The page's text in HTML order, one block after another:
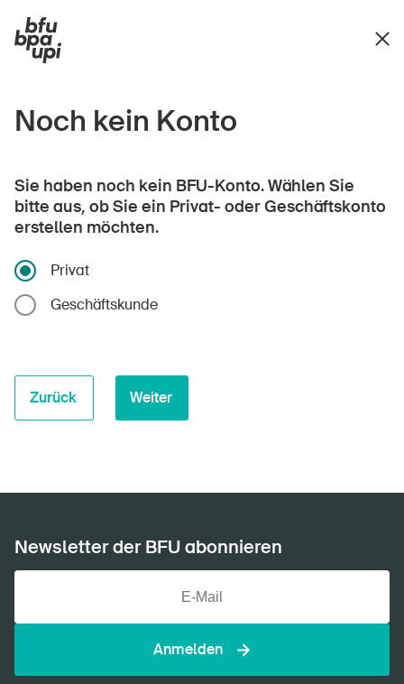
Noch kein Konto
Sie haben noch kein BFU-Konto. Wählen Sie
bitte aus, ob Sie ein Privat- oder Geschäftskonto
erstellen möchten.
Privat
Geschäftskunde
Zurück Weiter
Newsletter der BFU abonnieren
Anmelden